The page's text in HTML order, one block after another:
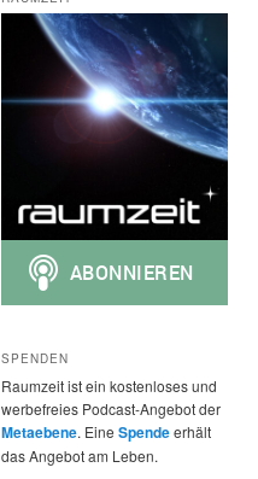
SPENDEN
Raumzeit ist ein kostenloses und
werbefreies Podcast-Angebot der
Metaebene. Eine Spendeerhält
das Angebot am Leben.